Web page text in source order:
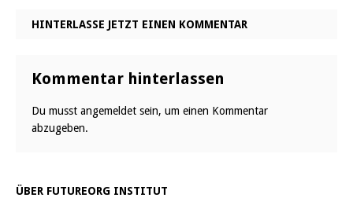
HINTERLASSE JETZT EINEN KOMMENTAR
Kommentar hinterlassen
Du musst angemeldet sein, um einen Kommentar
abzugeben.
ÜBER FUTUREORG INSTITUT